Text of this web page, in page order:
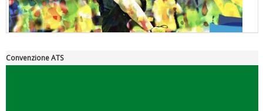
"Superare gli ostacoli": la relazione di Tiziano Pesce al CN Uisp
Convenzione ATS